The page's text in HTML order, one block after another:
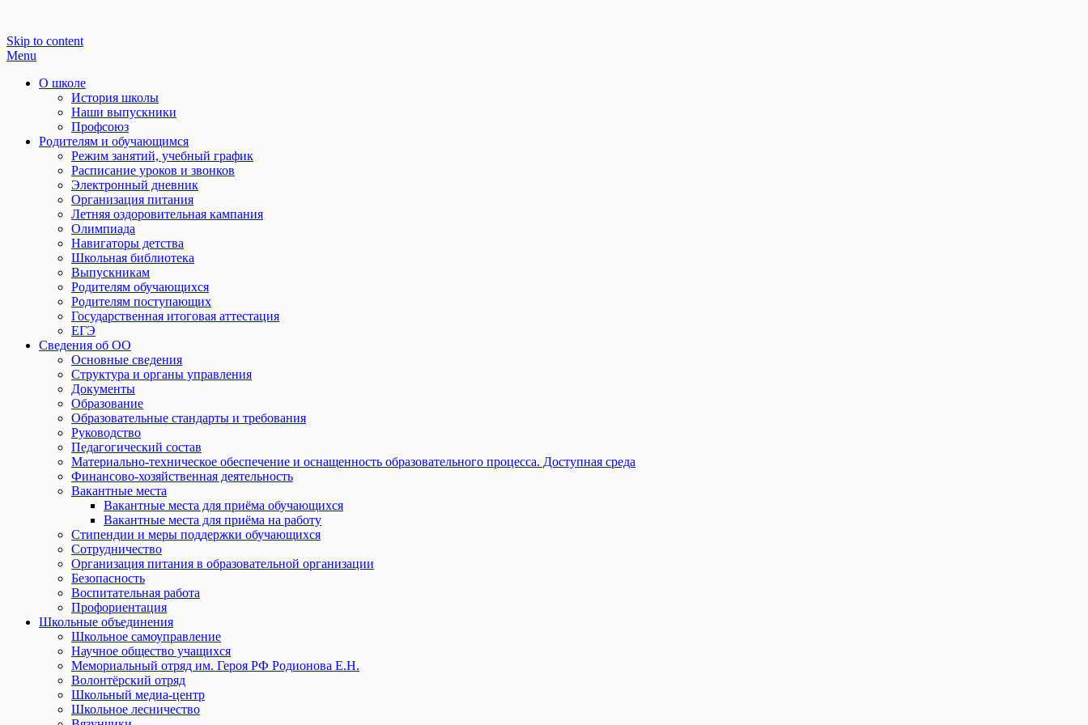
Skip to content
Menu
О школе
История школы
Наши выпускники
Профсоюз
Родителям и обучающимся
Режим занятий, учебный график
Расписание уроков и звонков
Электронный дневник
Организация питания
Летняя оздоровительная кампания
Олимпиада
Навигаторы детства
Школьная библиотека
Выпускникам
Родителям обучающихся
Родителям поступающих
Государственная итоговая аттестация
ЕГЭ
Сведения об ОО
Основные сведения
Структура и органы управления
Документы
Образование
Образовательные стандарты и требования
Руководство
Педагогический состав
Материально-техническое обеспечение и оснащенность образовательного процесса. Доступная среда
Финансово-хозяйственная деятельность
Вакантные места
Вакантные места для приёма обучающихся
Вакантные места для приёма на работу
Стипендии и меры поддержки обучающихся
Сотрудничество
Организация питания в образовательной организации
Безопасность
Воспитательная работа
Профориентация
Школьные объединения
Школьное самоуправление
Научное общество учащихся
Мемориальный отряд им. Героя РФ Родионова Е.Н.
Волонтёрский отряд
Школьный медиа-центр
Школьное лесничество